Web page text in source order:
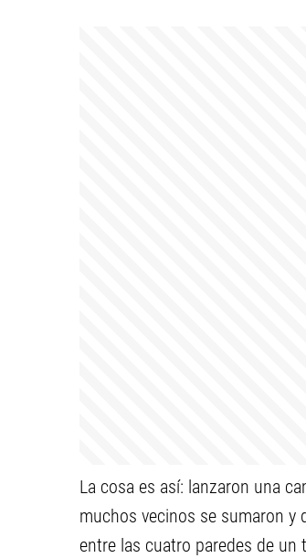
La cosa es así: lanzaron una
muchos vecinos se sumaron y
entre las cuatro paredes de un